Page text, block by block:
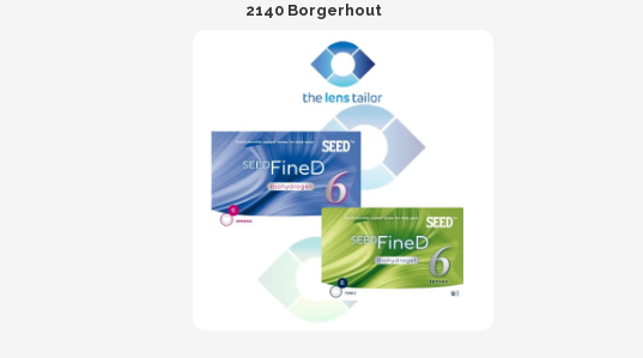
2140 Borgerhout